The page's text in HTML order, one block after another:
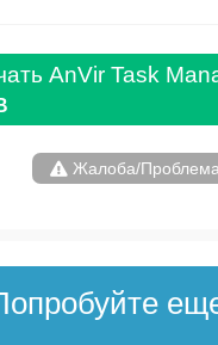
AnVir Task
Жалоба/Проблема